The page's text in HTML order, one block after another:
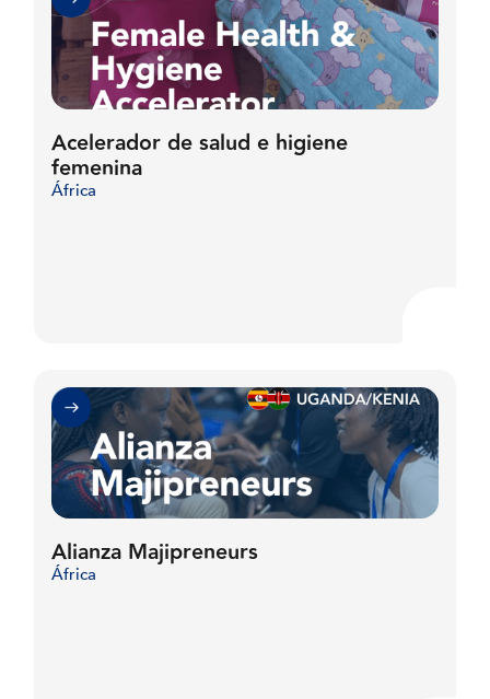
Acelerador de salud e higiene
femenina
África
Alianza Majipreneurs
África